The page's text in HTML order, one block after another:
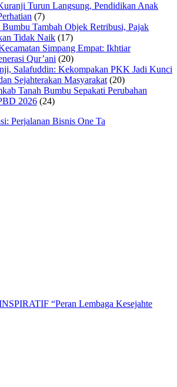
Turun Langsung, Pendidikan Anak
(7)
Bumbu Tambah Objek Retribusi, Pajak
Tidak Naik (17)
Simpang Empat: Ikhtiar
Qur’ani (20)
Salafuddin: Kekompakan PKK Jadi Kunci
Sejahterakan Masyarakat (20)
Tanah Bumbu Sepakati Perubahan
2026 (24)
Perjalanan Bisnis One Ta
“Peran Lembaga Kesejahte